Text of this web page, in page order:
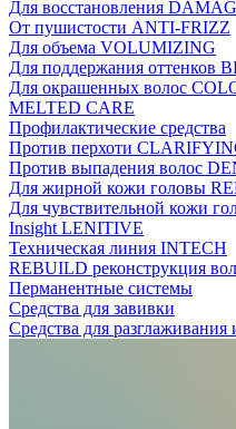
Для восстановления
От пушистости ANTI-FRIZZ
Для объема VOLUMIZING
Для поддержания оттенков
Для окрашенных волос
MELTED CARE
Профилактические средства
Против перхоти
Против выпадения волос
Для жирной кожи головы
Для чувствительной кожи
Insight LENITIVE
Техническая линия INTECH
REBUILD реконструкция
Перманентные системы
Средства для завивки
Средства для